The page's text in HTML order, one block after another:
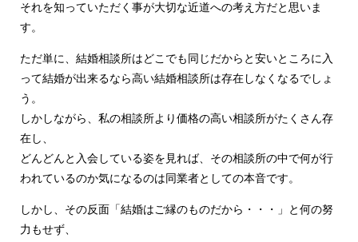
それを知っていただく事が大切な近道への考え方だと思いま
す。
ただ単に、結婚相談所はどこでも同じだからと安いところに入
って結婚が出来るなら高い結婚相談所は存在しなくなるでしょ
う。
しかしながら、私の相談所より価格の高い相談所がたくさん存
在し、
どんどんと入会している姿を見れば、その相談所の中で何が行
われているのか気になるのは同業者としての本音です。
しかし、その反面「結婚はご縁のものだから・・・」と何の努
力もせず、